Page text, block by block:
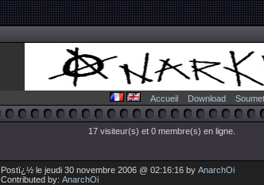
Accueil Download
17 visiteur(s) et 0 membre(s) en ligne.
Postï¿½ le jeudi 30 novembre 2006 @ 02:16:16 by AnarchOi
Contributed by: AnarchOi